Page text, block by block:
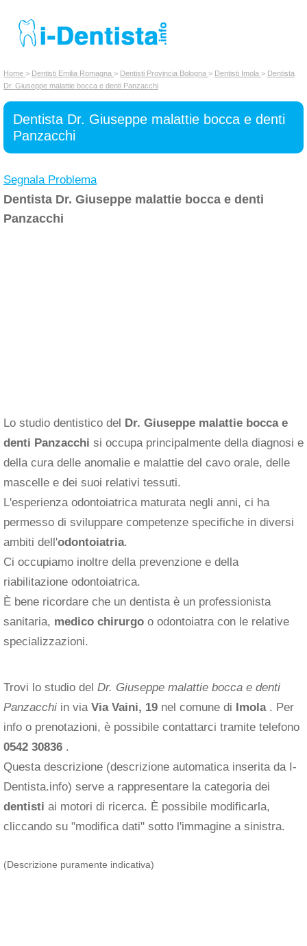
INSERISCI DENTISTA
Chi siamo
Home > Dentisti Emilia Romagna > Dentisti Provincia Bologna > Dentisti Imola > Dentista
Dr. Giuseppe malattie bocca e denti Panzacchi
Dentista Dr. Giuseppe malattie bocca e denti
Panzacchi
Segnala Problema
Dentista Dr. Giuseppe malattie bocca e denti
Panzacchi
Lo studio dentistico del Dr. Giuseppe malattie bocca e
denti Panzacchi si occupa principalmente della diagnosi e
della cura delle anomalie e malattie del cavo orale, delle
mascelle e dei suoi relativi tessuti.
L'esperienza odontoiatrica maturata negli anni, ci ha
permesso di sviluppare competenze specifiche in diversi
ambiti dell'odontoiatria.
Ci occupiamo inoltre della prevenzione e della
riabilitazione odontoiatrica.
È bene ricordare che un dentista è un professionista
sanitaria, medico chirurgo o odontoiatra con le relative
specializzazioni.
Trovi lo studio del Dr. Giuseppe malattie bocca e denti
Panzacchi in via Via Vaini, 19 nel comune di Imola . Per
info o prenotazioni, è possibile contattarci tramite telefono
0542 30836 .
Questa descrizione (descrizione automatica inserita da I-
Dentista.info) serve a rappresentare la categoria dei
dentisti ai motori di ricerca. È possibile modificarla,
cliccando su "modifica dati" sotto l'immagine a sinistra.
(Descrizione puramente indicativa)